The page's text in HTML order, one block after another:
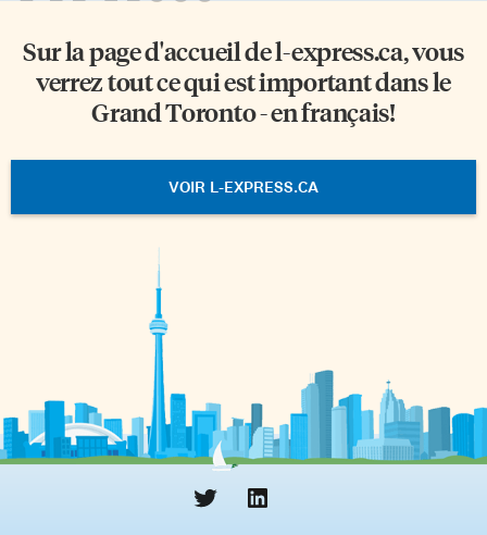
Sur la page d'accueil del-express.ca, vous
verrez tout ce qui est important dans le
Grand Toronto - en français!
VOIR L-EXPRESS.CA